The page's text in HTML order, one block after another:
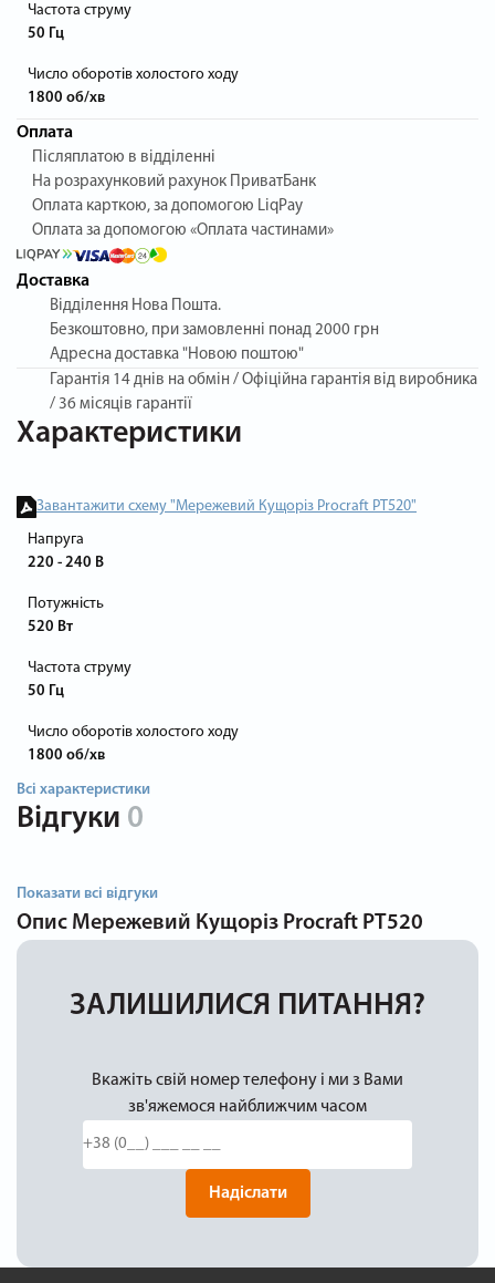
Частота струму
50 Гц
Число оборотів холостого ходу
1800 об/хв
Оплата
Післяплатою в відділенні
На розрахунковий рахунок ПриватБанк
Оплата карткою, за допомогою LiqPay
Оплата за допомогою «Оплата частинами»
Доставка
Відділення Нова Пошта.
Безкоштовно, при замовленні понад 2000 грн
Адресна доставка "Новою поштою"
Гарантія 14 днів на обмін / Офіційна гарантія від виробника
/ 36 місяців гарантії
Характеристики
Завантажити схему "Мережевий Кущоріз Procraft PT520"
Напруга
220 - 240 В
Потужність
520 Вт
Частота струму
50 Гц
Число оборотів холостого ходу
1800 об/хв
Всі характеристики
Відгуки 0
Показати всі відгуки
Опис Мережевий Кущоріз Procraft PT520
ЗАЛИШИЛИСЯ ПИТАННЯ?
Вкажіть свій номер телефону і ми з Вами
зв'яжемося найближчим часом
Надіслати